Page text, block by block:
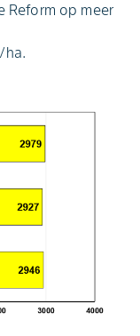
Reform op meer
ha.